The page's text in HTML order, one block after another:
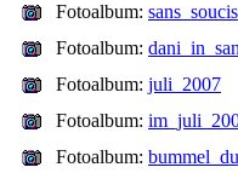
Fotoalbum: sans_soucis
Fotoalbum:
Fotoalbum: juli_2007
Fotoalbum:
Fotoalbum: